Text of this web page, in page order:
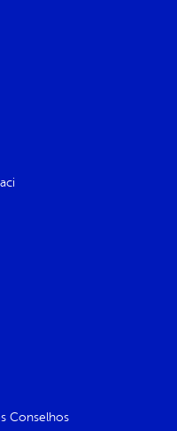
Conselhos